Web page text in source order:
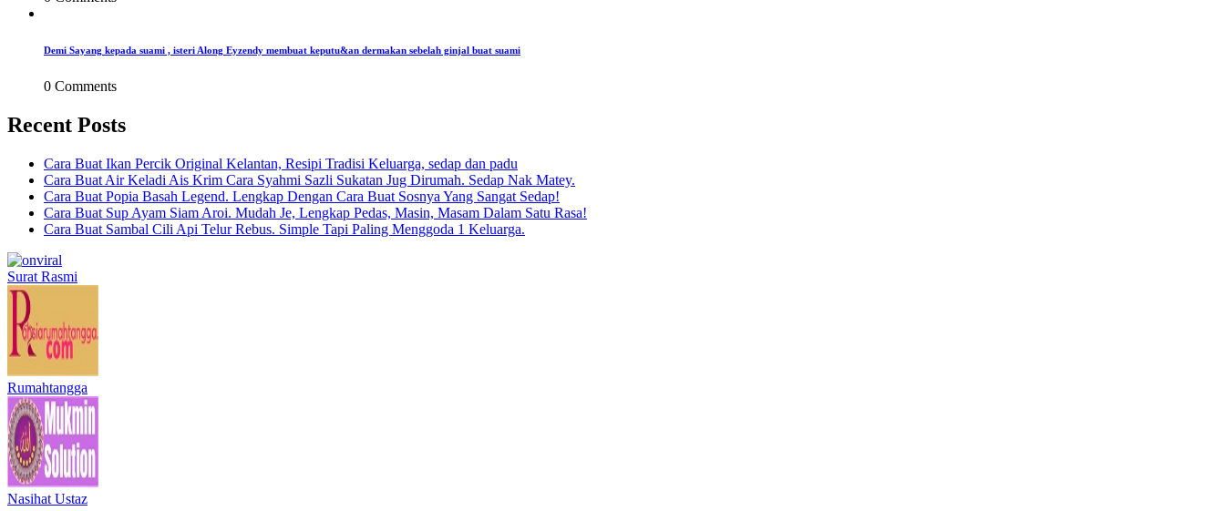
Demi Sayang kepada suami , isteri Along Eyzendy membuat keputu&an dermakan sebelah ginjal buat suami
0 Comments
Recent Posts
Cara Buat Ikan Percik Original Kelantan, Resipi Tradisi Keluarga, sedap dan padu
Cara Buat Air Keladi Ais Krim Cara Syahmi Sazli Sukatan Jug Dirumah. Sedap Nak Matey.
Cara Buat Popia Basah Legend. Lengkap Dengan Cara Buat Sosnya Yang Sangat Sedap!
Cara Buat Sup Ayam Siam Aroi. Mudah Je, Lengkap Pedas, Masin, Masam Dalam Satu Rasa!
Cara Buat Sambal Cili Api Telur Rebus. Simple Tapi Paling Menggoda 1 Keluarga.
Surat Rasmi
Rumahtangga
Nasihat Ustaz